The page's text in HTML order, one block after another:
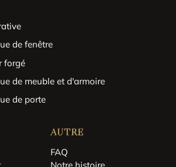
de fenêtre
forgé
de meuble et d'armoire
de porte
AUTRE
FAQ